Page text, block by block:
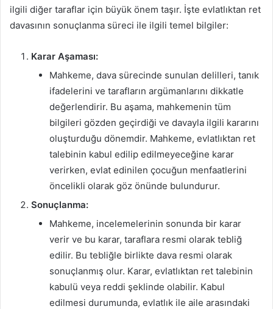
ilgili diğer taraflar için büyük önem taşır. İşte evlatlıktan ret
davasının sonuçlanma süreci ile ilgili temel bilgiler:
Karar Aşaması:
Mahkeme, dava sürecinde sunulan delilleri, tanık
ifadelerini ve tarafların argümanlarını dikkatle
değerlendirir. Bu aşama, mahkemenin tüm
bilgileri gözden geçirdiği ve davayla ilgili kararını
oluşturduğu dönemdir. Mahkeme, evlatlıktan ret
talebinin kabul edilip edilmeyeceğine karar
verirken, evlat edinilen çocuğun menfaatlerini
öncelikli olarak göz önünde bulundurur.
Sonuçlanma:
Mahkeme, incelemelerinin sonunda bir karar
verir ve bu karar, taraflara resmi olarak tebliğ
edilir. Bu tebliğle birlikte dava resmi olarak
sonuçlanmış olur. Karar, evlatlıktan ret talebinin
kabulü veya reddi şeklinde olabilir. Kabul
edilmesi durumunda, evlatlık ile aile arasındaki